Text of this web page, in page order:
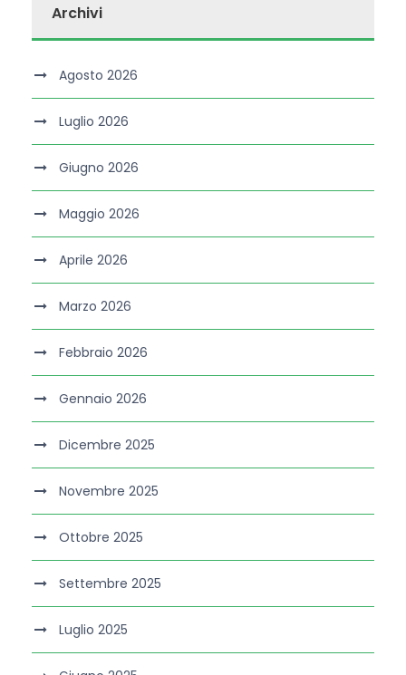
Archivi
Agosto 2026
Luglio 2026
Giugno 2026
Maggio 2026
Aprile 2026
Marzo 2026
Febbraio 2026
Gennaio 2026
Dicembre 2025
Novembre 2025
Ottobre 2025
Settembre 2025
Luglio 2025